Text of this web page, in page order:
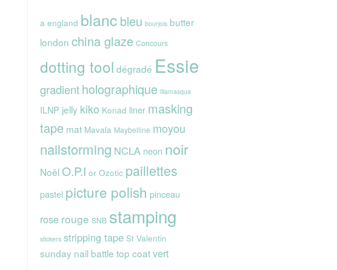
a england blanc bleu bourjois butter
london china glaze Concours
dotting tool dégradé Essie
gradientholographique Illamasqua
ILNP jelly kiko Konad liner masking
tape mat Mavala Maybelline moyou
nailstorming NCLA neon noir
NoëlO.P.I or Ozotic paillettes
pastel picture polish pinceau
rose rouge SNB stamping
stickers stripping tape St Valentin
sunday nail battle top coatvert